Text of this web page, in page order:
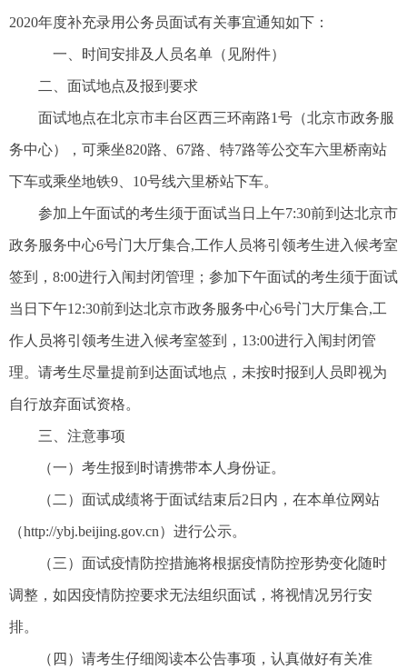
2020年度补充录用公务员面试有关事宜通知如下：
一、时间安排及人员名单（见附件）
二、面试地点及报到要求
面试地点在北京市丰台区西三环南路1号（北京市政务服
务中心），可乘坐820路、67路、特7路等公交车六里桥南站
下车或乘坐地铁9、10号线六里桥站下车。
参加上午面试的考生须于面试当日上午7:30前到达北京市
政务服务中心6号门大厅集合,工作人员将引领考生进入候考室
签到，8:00进行入闱封闭管理；参加下午面试的考生须于面试
当日下午12:30前到达北京市政务服务中心6号门大厅集合,工
作人员将引领考生进入候考室签到，13:00进行入闱封闭管
理。请考生尽量提前到达面试地点，未按时报到人员即视为
自行放弃面试资格。
三、注意事项
（一）考生报到时请携带本人身份证。
（二）面试成绩将于面试结束后2日内，在本单位网站
（http://ybj.beijing.gov.cn）进行公示。
（三）面试疫情防控措施将根据疫情防控形势变化随时
调整，如因疫情防控要求无法组织面试，将视情况另行安
排。
（四）请考生仔细阅读本公告事项，认真做好有关准